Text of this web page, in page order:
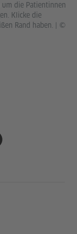
die Patientinnen
Klicke die
Rand haben.
©